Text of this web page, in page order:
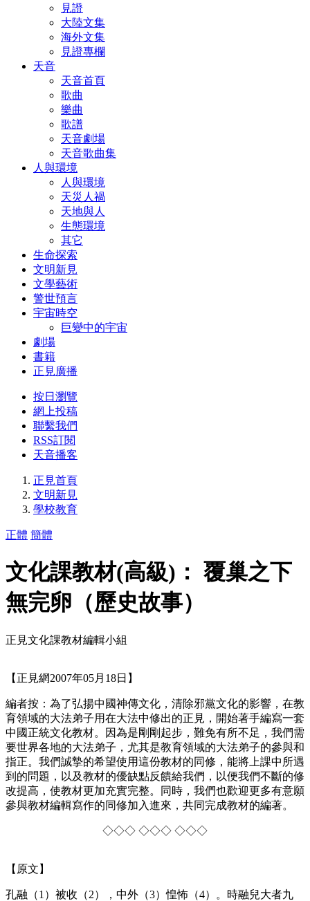
見證
大陸文集
海外文集
見證專欄
天音
天音首頁
歌曲
樂曲
歌譜
天音劇場
天音歌曲集
人與環境
人與環境
天災人禍
天地與人
生態環境
其它
生命探索
文明新見
文學藝術
警世預言
宇宙時空
巨變中的宇宙
劇場
書籍
正見廣播
按日瀏覽
網上投稿
聯繫我們
RSS訂閱
天音播客
正見首頁
文明新見
學校教育
正體 簡體
文化課教材(高級)： 覆巢之下
無完卵（歷史故事）
正見文化課教材編輯小組
【正見網2007年05月18日】
編者按：為了弘揚中國神傳文化，清除邪黨文化的影響，在教
育領域的大法弟子用在大法中修出的正見，開始著手編寫一套
中國正統文化教材。因為是剛剛起步，難免有所不足，我們需
要世界各地的大法弟子，尤其是教育領域的大法弟子的參與和
指正。我們誠摯的希望使用這份教材的同修，能將上課中所遇
到的問題，以及教材的優缺點反饋給我們，以便我們不斷的修
改提高，使教材更加充實完整。同時，我們也歡迎更多有意願
參與教材編輯寫作的同修加入進來，共同完成教材的編著。
◇◇◇ ◇◇◇ ◇◇◇
【原文】
孔融（1）被收（2），中外（3）惶怖（4）。時融兒大者九